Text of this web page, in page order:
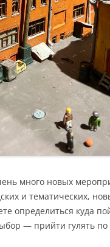
много новых
и тематических,
определиться куда
— прийти гулять по